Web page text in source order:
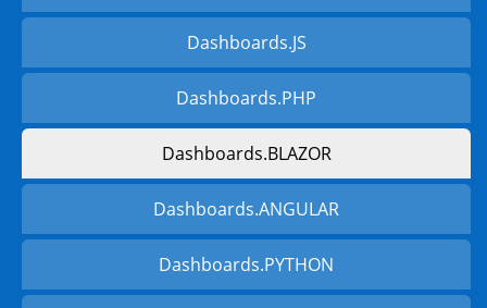
Dashboards.JS
Dashboards.PHP
Dashboards.BLAZOR
Dashboards.ANGULAR
Dashboards.PYTHON